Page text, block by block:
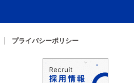
プライバシーポリシー